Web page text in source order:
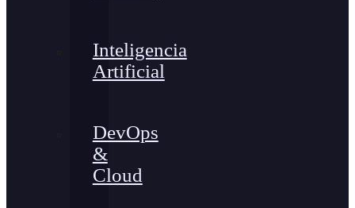
Inteligencia
Artificial
DevOps
&
Cloud